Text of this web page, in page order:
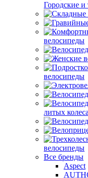
Городские и
велосипеды
велосипеды
литых
велосипеды
Все бренды
Aspect